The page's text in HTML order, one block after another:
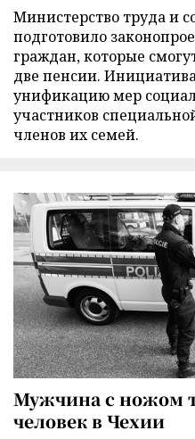
Министерство труда и
подготовило
граждан, которые
две пенсии.
унификацию мер
участников
членов их семей.
Мужчина с ножом
человек в Чехии